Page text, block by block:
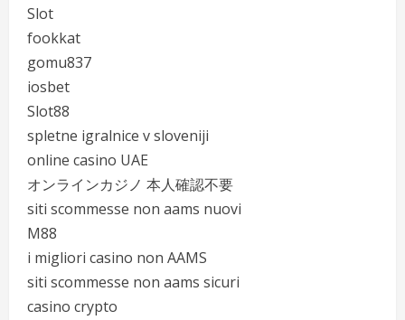
Slot
fookkat
gomu837
iosbet
Slot88
spletne igralnice v sloveniji
online casino UAE
オンラインカジノ 本人確認不要
siti scommesse non aams nuovi
M88
i migliori casino non AAMS
siti scommesse non aams sicuri
casino crypto